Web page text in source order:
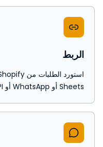
الربط
Sheets أو WhatsApp أو API.